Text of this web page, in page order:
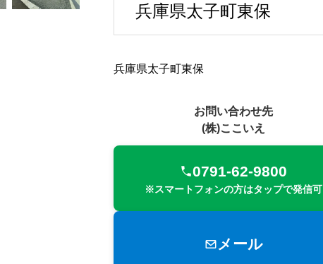
兵庫県太子町東保
兵庫県太子町東保
お問い合わせ先
(株)ここいえ
0791-62-9800
※スマートフォンの方はタップで発信可
メール